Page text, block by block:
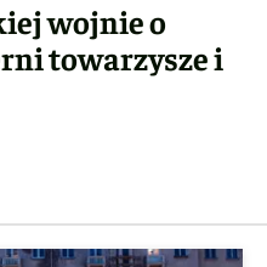
wojnie o
towarzysze i